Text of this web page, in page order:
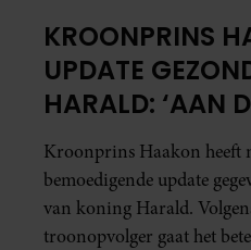
KROONPRINS
UPDATE
HARALD: ‘AAN
HAND’
Kroonprins Haakon heeft
bemoedigende update
van koning Harald.
troonopvolger gaat het